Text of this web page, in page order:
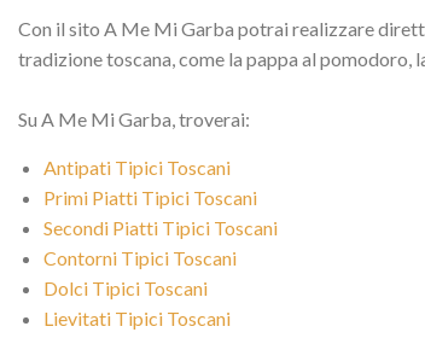
Con il sito A Me Mi Garba potrai realizzare
tradizione toscana, come la pappa al
Su A Me Mi Garba, troverai:
Antipati Tipici Toscani
Primi Piatti Tipici Toscani
Secondi Piatti Tipici Toscani
Contorni Tipici Toscani
Dolci Tipici Toscani
Lievitati Tipici Toscani